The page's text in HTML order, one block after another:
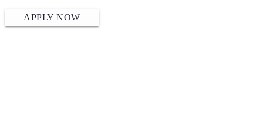
APPLY NOW